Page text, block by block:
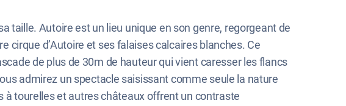
taille. Autoire est un lieu unique en son genre, regorgeant de
d’Autoire et ses falaises calcaires blanches. Ce
de plus de 30m de hauteur qui vient caresser les flancs
admirez un spectacle saisissant comme seule la nature
à tourelles et autres châteaux offrent un contraste